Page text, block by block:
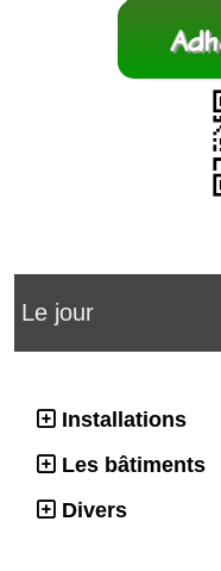
Le jour
Installations
Les bâtiments
Divers